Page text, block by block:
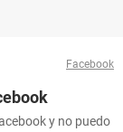
Facebook
y no puedo